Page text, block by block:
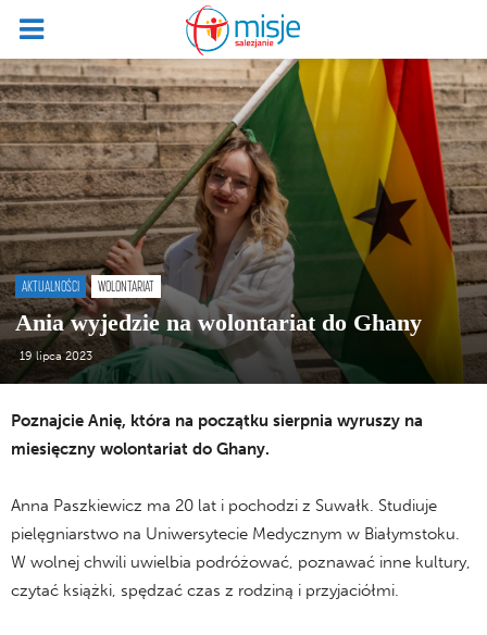
AKTUALNOŚCI WOLONTARIAT
Ania wyjedzie na wolontariat do Ghany
19 lipca 2023
Poznajcie Anię, która na początku sierpnia wyruszy na
miesięczny wolontariat do Ghany.
Anna Paszkiewicz ma 20 lat i pochodzi z Suwałk. Studiuje
pielęgniarstwo na Uniwersytecie Medycznym w Białymstoku.
W wolnej chwili uwielbia podróżować, poznawać inne kultury,
czytać książki, spędzać czas z rodziną i przyjaciółmi.